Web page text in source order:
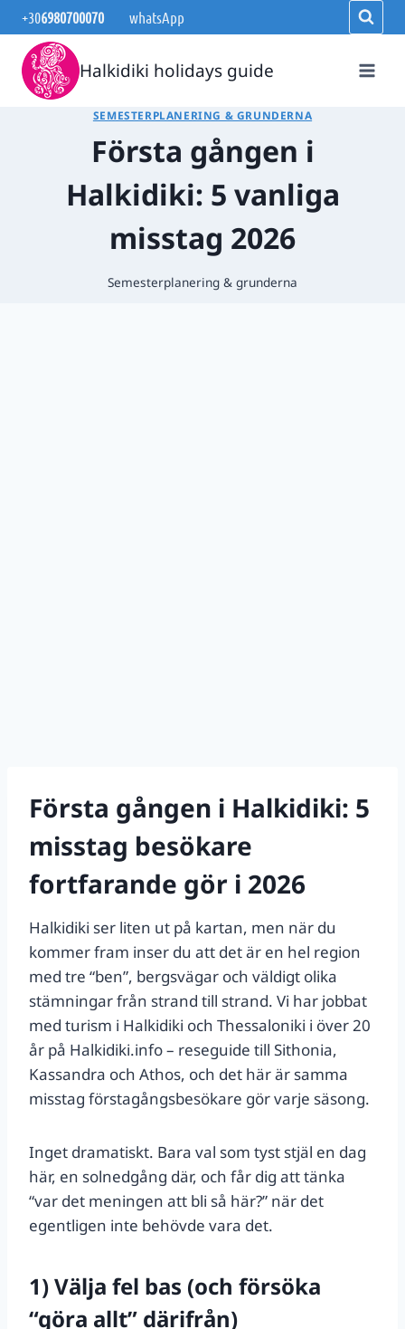
Skip
to
content
+306980700070 whatsApp
Halkidiki holidays guide
SEMESTERPLANERING & GRUNDERNA
Första gången i
Halkidiki: 5 vanliga
misstag 2026
Semesterplanering & grunderna
Första gången i Halkidiki: 5
misstag besökare
fortfarande gör i 2026
Halkidiki ser liten ut på kartan, men när du
kommer fram inser du att det är en hel region
med tre “ben”, bergsvägar och väldigt olika
stämningar från strand till strand. Vi har jobbat
med turism i Halkidiki och Thessaloniki i över 20
år på Halkidiki.info – reseguide till Sithonia,
Kassandra och Athos, och det här är samma
misstag förstagångsbesökare gör varje säsong.
Inget dramatiskt. Bara val som tyst stjäl en dag
här, en solnedgång där, och får dig att tänka
“var det meningen att bli så här?” när det
egentligen inte behövde vara det.
1) Välja fel bas (och försöka
“göra allt” därifrån)